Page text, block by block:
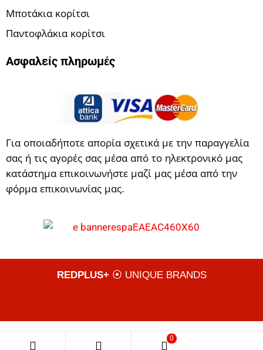
0
Μποτάκια κορίτσι
Παντοφλάκια κορίτσι
Ασφαλείς πληρωμές
Για οποιαδήποτε απορία σχετικά με την παραγγελία
σας ή τις αγορές σας μέσα από το ηλεκτρονικό μας
κατάστημα επικοινωνήστε μαζί μας μέσα από την
φόρμα επικοινωνίας μας.
REDPLUS+ ⦿ UNIQUE BRANDS